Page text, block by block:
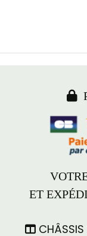

ET
 CHÂSSIS